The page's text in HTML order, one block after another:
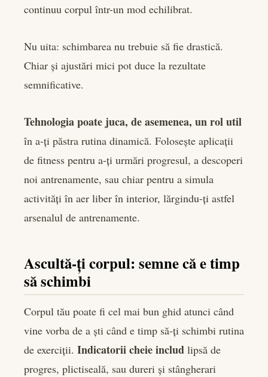
continuu corpul într-un mod echilibrat.
Nu uita: schimbarea nu trebuie să fie drastică.
Chiar și ajustări mici pot duce la rezultate
semnificative.
Tehnologia poate juca, de asemenea, un rol util
în a-ți păstra rutina dinamică. Folosește aplicații
de fitness pentru a-ți urmări progresul, a descoperi
noi antrenamente, sau chiar pentru a simula
activități în aer liber în interior, lărgindu-ți astfel
arsenalul de antrenamente.
Ascultă-ți corpul: semne că e timp
să schimbi
Corpul tău poate fi cel mai bun ghid atunci când
vine vorba de a ști când e timp să-ți schimbi rutina
de exerciții. Indicatorii cheie includ lipsă de
progres, plictiseală, sau dureri și stângherari